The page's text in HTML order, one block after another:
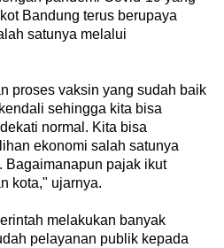
Bandung terus berupaya
satunya melalui
proses vaksin yang sudah baik
sehingga kita bisa
normal. Kita bisa
ekonomi salah satunya
Bagaimanapun pajak ikut
kota," ujarnya.
melakukan banyak
pelayanan publik kepada